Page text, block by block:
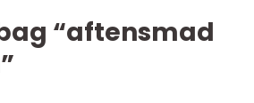
“aftensmad